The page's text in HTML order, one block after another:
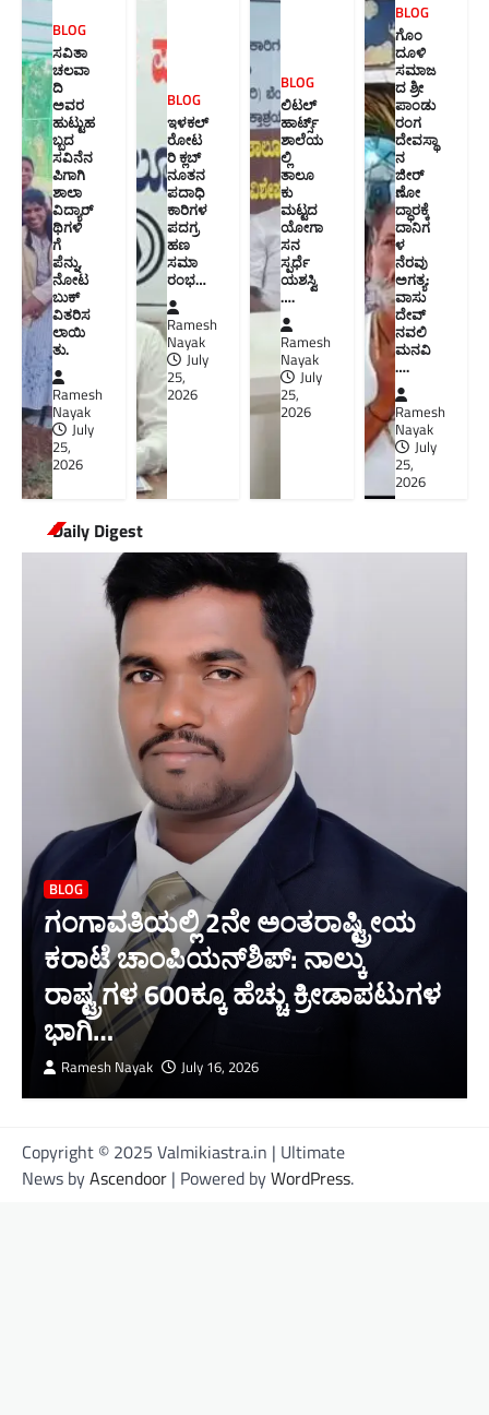
BLOG
ಸವಿತಾ
ಚಲವಾ
ದಿ
ಅವರ
ಹುಟ್ಟುಹ
ಬ್ಬದ
ಸವಿನೆನ
ಪಿಗಾಗಿ
ಶಾಲಾ
ವಿದ್ಯಾರ್
ಥಿಗಳಿ
ಗೆ
ಪೆನ್ನು,
ನೋಟ
ಬುಕ್
ವಿತರಿಸ
ಲಾಯಿ
ತು.
Ramesh
Nayak
July
25,
2026
BLOG
ಇಳಕಲ್
ರೋಟ
ರಿ ಕ್ಲಬ್
ನೂತನ‌
ಪದಾಧಿ
ಕಾರಿಗಳ
ಪದಗ್ರ
ಹಣ
ಸಮಾ
ರಂಭ…
Ramesh
Nayak
July
25,
2026
BLOG
ಲಿಟಲ್
ಹಾರ್ಟ್ಸ್
ಶಾಲೆಯ
ಲ್ಲಿ
ತಾಲೂ
ಕು
ಮಟ್ಟದ
ಯೋಗಾ
ಸನ
ಸ್ಪರ್ಧೆ
ಯಶಸ್ವಿ
….
Ramesh
Nayak
July
25,
2026
BLOG
ಗೊಂ
ದೂಳಿ
ಸಮಾಜ
ದ ಶ್ರೀ
ಪಾಂಡು
ರಂಗ
ದೇವಸ್ಥಾ
ನ
ಜೀರ್
ಣೋ
ದ್ಧಾರಕ್ಕೆ
ದಾನಿಗ
ಳ
ನೆರವು
ಅಗತ್ಯ:
ವಾಸು
ದೇವ್
ನವಲಿ
ಮನವಿ​
….
Ramesh
Nayak
July
25,
2026
Daily Digest
BLOG
ಗಂಗಾವತಿಯಲ್ಲಿ 2ನೇ ಅಂತರಾಷ್ಟ್ರೀಯ
ಕರಾಟೆ ಚಾಂಪಿಯನ್‌ಶಿಪ್: ನಾಲ್ಕು
ರಾಷ್ಟ್ರಗಳ 600ಕ್ಕೂ ಹೆಚ್ಚು ಕ್ರೀಡಾಪಟುಗಳ
ಭಾಗಿ…
Ramesh Nayak July 16, 2026
Copyright © 2025 Valmikiastra.in | Ultimate
News byAscendoor | Powered byWordPress.